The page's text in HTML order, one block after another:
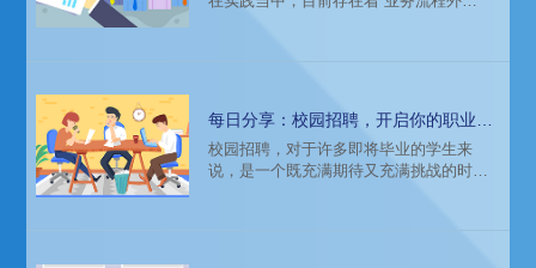
理，并配以相应的最佳实践案例。
每日分享：校园招聘，开启你的职业之
旅
​校园招聘，对于许多即将毕业的学生来
说，是一个既充满期待又充满挑战的时